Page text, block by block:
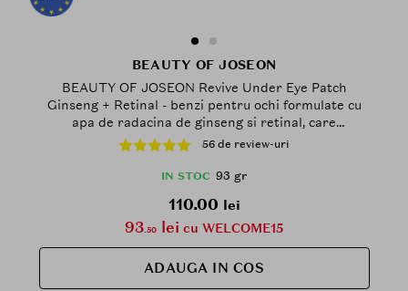
BEAUTY OF JOSEON
BEAUTY OF JOSEON Revive Under Eye Patch
Ginseng + Retinal - benzi pentru ochi formulate cu
apa de radacina de ginseng si retinal, care
contribuie la imbunatatirea aspectului liniilor fine si
al ridurilor din zona ochilor si la metinerea hidratarii
- 60 buc/93gr
56 de review-uri
IN STOC 93 gr
110.00 lei
93.50 lei cu WELCOME15
ADAUGA IN COS